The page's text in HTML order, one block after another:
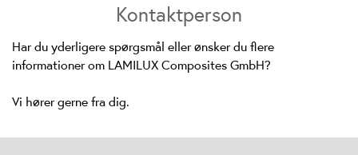
Kontaktperson
Har du yderligere spørgsmål eller ønsker du flere
informationer om LAMILUX Composites GmbH?
Vi hører gerne fra dig.